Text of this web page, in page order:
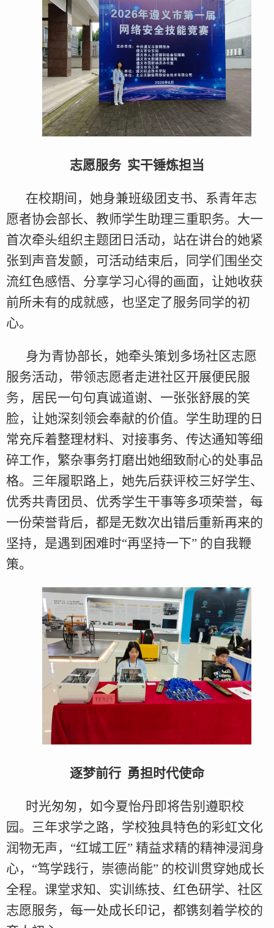
志愿服务 实干锤炼担当
在校期间，她身兼班级团支书、系青年志
愿者协会部长、教师学生助理三重职务。大一
首次牵头组织主题团日活动，站在讲台的她紧
张到声音发颤，可活动结束后，同学们围坐交
流红色感悟、分享学习心得的画面，让她收获
前所未有的成就感，也坚定了服务同学的初
心。
身为青协部长，她牵头策划多场社区志愿
服务活动，带领志愿者走进社区开展便民服
务，居民一句句真诚道谢、一张张舒展的笑
脸，让她深刻领会奉献的价值。学生助理的日
常充斥着整理材料、对接事务、传达通知等细
碎工作，繁杂事务打磨出她细致耐心的处事品
格。三年履职路上，她先后获评校三好学生、
优秀共青团员、优秀学生干事等多项荣誉，每
一份荣誉背后，都是无数次出错后重新再来的
坚持，是遇到困难时“再坚持一下” 的自我鞭
策。
逐梦前行 勇担时代使命
时光匆匆，如今夏怡丹即将告别遵职校
园。三年求学之路，学校独具特色的彩虹文化
润物无声，“红城工匠” 精益求精的精神浸润身
心，“笃学践行，崇德尚能” 的校训贯穿她成长
全程。课堂求知、实训练技、红色研学、社区
志愿服务，每一处成长印记，都镌刻着学校的